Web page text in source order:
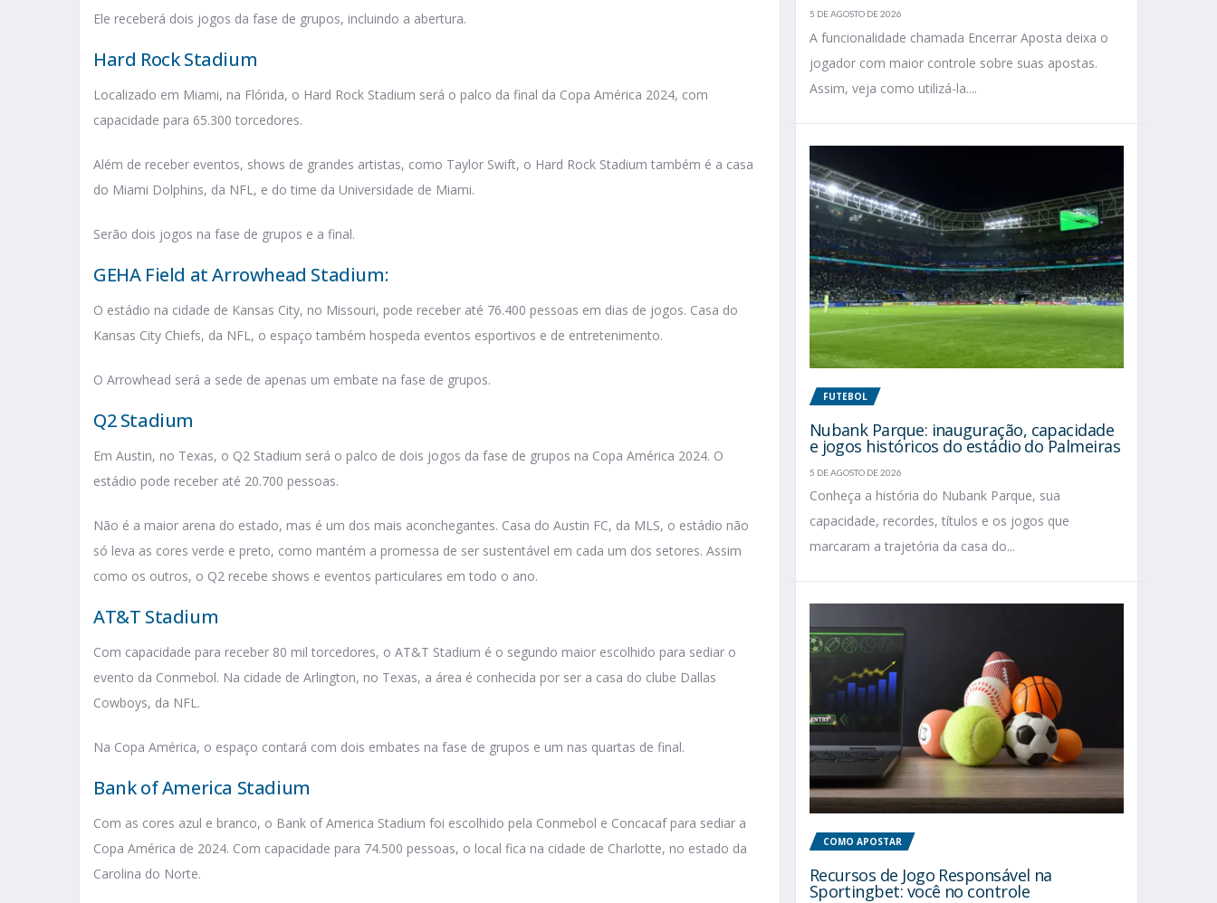
Ele receberá dois jogos da fase de grupos, incluindo a abertura.
Hard Rock Stadium
Localizado em Miami, na Flórida, o Hard Rock Stadium será o palco da final da Copa América 2024, com
capacidade para 65.300 torcedores.
Além de receber eventos, shows de grandes artistas, como Taylor Swift, o Hard Rock Stadium também é a casa
do Miami Dolphins, da NFL, e do time da Universidade de Miami.
Serão dois jogos na fase de grupos e a final.
GEHA Field at Arrowhead Stadium:
O estádio na cidade de Kansas City, no Missouri, pode receber até 76.400 pessoas em dias de jogos. Casa do
Kansas City Chiefs, da NFL, o espaço também hospeda eventos esportivos e de entretenimento.
O Arrowhead será a sede de apenas um embate na fase de grupos.
Q2 Stadium
Em Austin, no Texas, o Q2 Stadium será o palco de dois jogos da fase de grupos na Copa América 2024. O
estádio pode receber até 20.700 pessoas.
Não é a maior arena do estado, mas é um dos mais aconchegantes. Casa do Austin FC, da MLS, o estádio não
só leva as cores verde e preto, como mantém a promessa de ser sustentável em cada um dos setores. Assim
como os outros, o Q2 recebe shows e eventos particulares em todo o ano.
AT&T Stadium
Com capacidade para receber 80 mil torcedores, o AT&T Stadium é o segundo maior escolhido para sediar o
evento da Conmebol. Na cidade de Arlington, no Texas, a área é conhecida por ser a casa do clube Dallas
Cowboys, da NFL.
Na Copa América, o espaço contará com dois embates na fase de grupos e um nas quartas de final.
Bank of America Stadium
Com as cores azul e branco, o Bank of America Stadium foi escolhido pela Conmebol e Concacaf para sediar a
Copa América de 2024. Com capacidade para 74.500 pessoas, o local fica na cidade de Charlotte, no estado da
Carolina do Norte.
5 DE AGOSTO DE 2026
A funcionalidade chamada Encerrar Aposta deixa o
jogador com maior controle sobre suas apostas.
Assim, veja como utilizá-la....
FUTEBOL
Nubank Parque: inauguração, capacidade
e jogos históricos do estádio do Palmeiras
5 DE AGOSTO DE 2026
Conheça a história do Nubank Parque, sua
capacidade, recordes, títulos e os jogos que
marcaram a trajetória da casa do...
COMO APOSTAR
Recursos de Jogo Responsável na
Sportingbet: você no controle